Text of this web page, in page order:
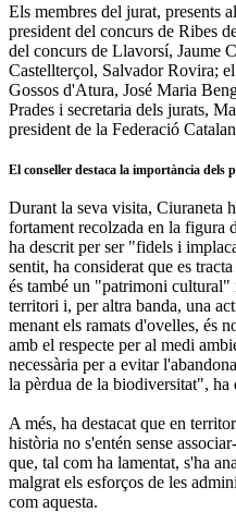
Els membres del jurat, presents
president del concurs de Ribes
del concurs de Llavorsí, Jaume
Castellterçol, Salvador Rovira;
Gossos d'Atura, José Maria
Prades i secretaria dels jurats,
president de la Federació
El conseller destaca la importància dels
Durant la seva visita, Ciuraneta
fortament recolzada en la figura
ha descrit per ser "fidels i
sentit, ha considerat que es
és també un "patrimoni
territori i, per altra banda, una
menant els ramats d'ovelles, és
amb el respecte per al medi
necessària per a evitar
la pèrdua de la biodiversitat", ha
A més, ha destacat que en
història no s'entén sense
que, tal com ha lamentat, s'ha
malgrat els esforços de les
com aquesta.